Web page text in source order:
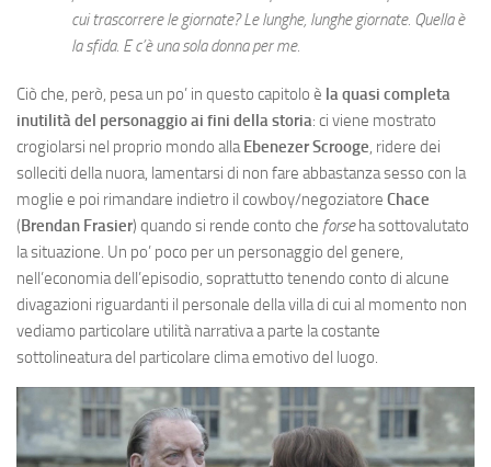
cui trascorrere le giornate? Le lunghe, lunghe giornate. Quella è
la sfida. E c’è una sola donna per me.
Ciò che, però, pesa un po’ in questo capitolo è la quasi completa
inutilità del personaggio ai fini della storia: ci viene mostrato
crogiolarsi nel proprio mondo allaEbenezer Scrooge, ridere dei
solleciti della nuora, lamentarsi di non fare abbastanza sesso con la
moglie e poi rimandare indietro il cowboy/negoziatore Chace
(Brendan Frasier) quando si rende conto che forseha sottovalutato
la situazione. Un po’ poco per un personaggio del genere,
nell’economia dell’episodio, soprattutto tenendo conto di alcune
divagazioni riguardanti il personale della villa di cui al momento non
vediamo particolare utilità narrativa a parte la costante
sottolineatura del particolare clima emotivo del luogo.